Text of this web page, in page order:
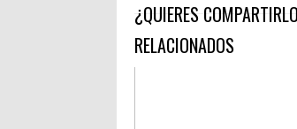
¿QUIERES
RELACIONADOS